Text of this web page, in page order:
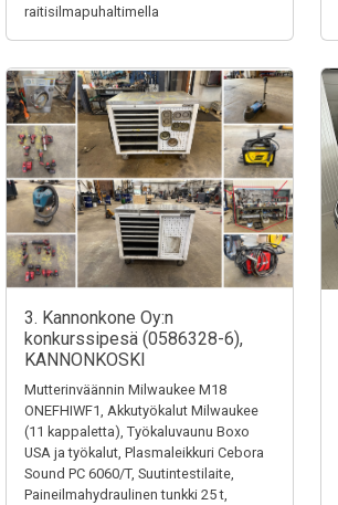
raitisilmapuhaltimella
3. Kannonkone Oy:n
konkurssipesä (0586328-6),
KANNONKOSKI
Mutterinväännin Milwaukee M18
ONEFHIWF1, Akkutyökalut Milwaukee
(11 kappaletta), Työkaluvaunu Boxo
USA ja työkalut, Plasmaleikkuri Cebora
Sound PC 6060/T, Suutintestilaite,
Paineilmahydraulinen tunkki 25 t,